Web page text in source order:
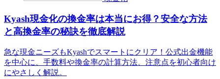
Kyash現金化の換金率は本当にお得？安全な方法
と高換金率の秘訣を徹底解説
急な現金ニーズもKyashでスマートにクリア！公式出金機能
を中心に、手数料や換金率の計算方法、注意点を初心者向け
にやさしく解説。